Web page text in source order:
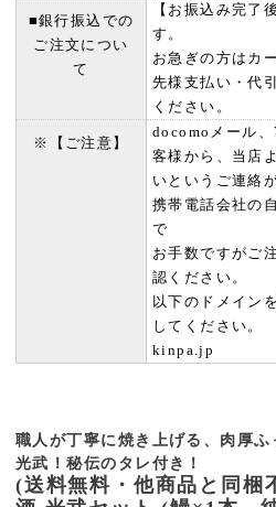
■銀行振込での
ご注文につい
て
【お振込み完了
す。
お急ぎの方はカ
先様支払い・代
ください。
※【ご注意】
docomoメール
客様から、当店
いというご連絡
携帯電話会社の
で
お手数ですがご
認ください。
以下のドメイン
してください。
kinpa.jp
職人が丁寧に焼き上げる、肉厚
光武！秘伝のタレ付き！
(送料無料・他商品と同梱